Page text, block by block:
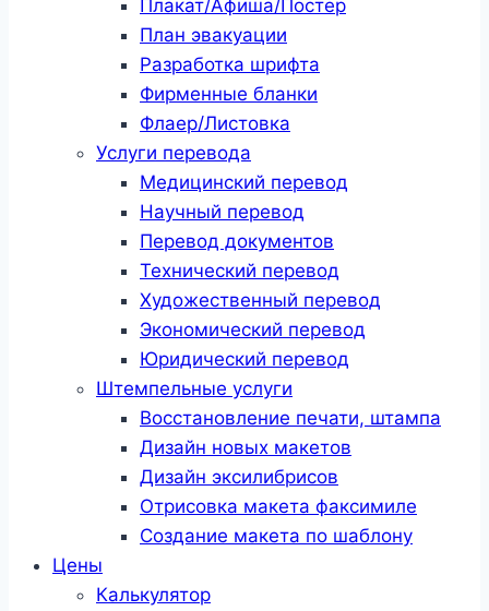
Плакат/Афиша/Постер
План эвакуации
Разработка шрифта
Фирменные бланки
Флаер/Листовка
Услуги перевода
Медицинский перевод
Научный перевод
Перевод документов
Технический перевод
Художественный перевод
Экономический перевод
Юридический перевод
Штемпельные услуги
Восстановление печати, штампа
Дизайн новых макетов
Дизайн эксилибрисов
Отрисовка макета факсимиле
Создание макета по шаблону
Цены
Калькулятор